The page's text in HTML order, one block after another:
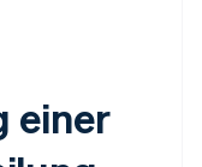
einer